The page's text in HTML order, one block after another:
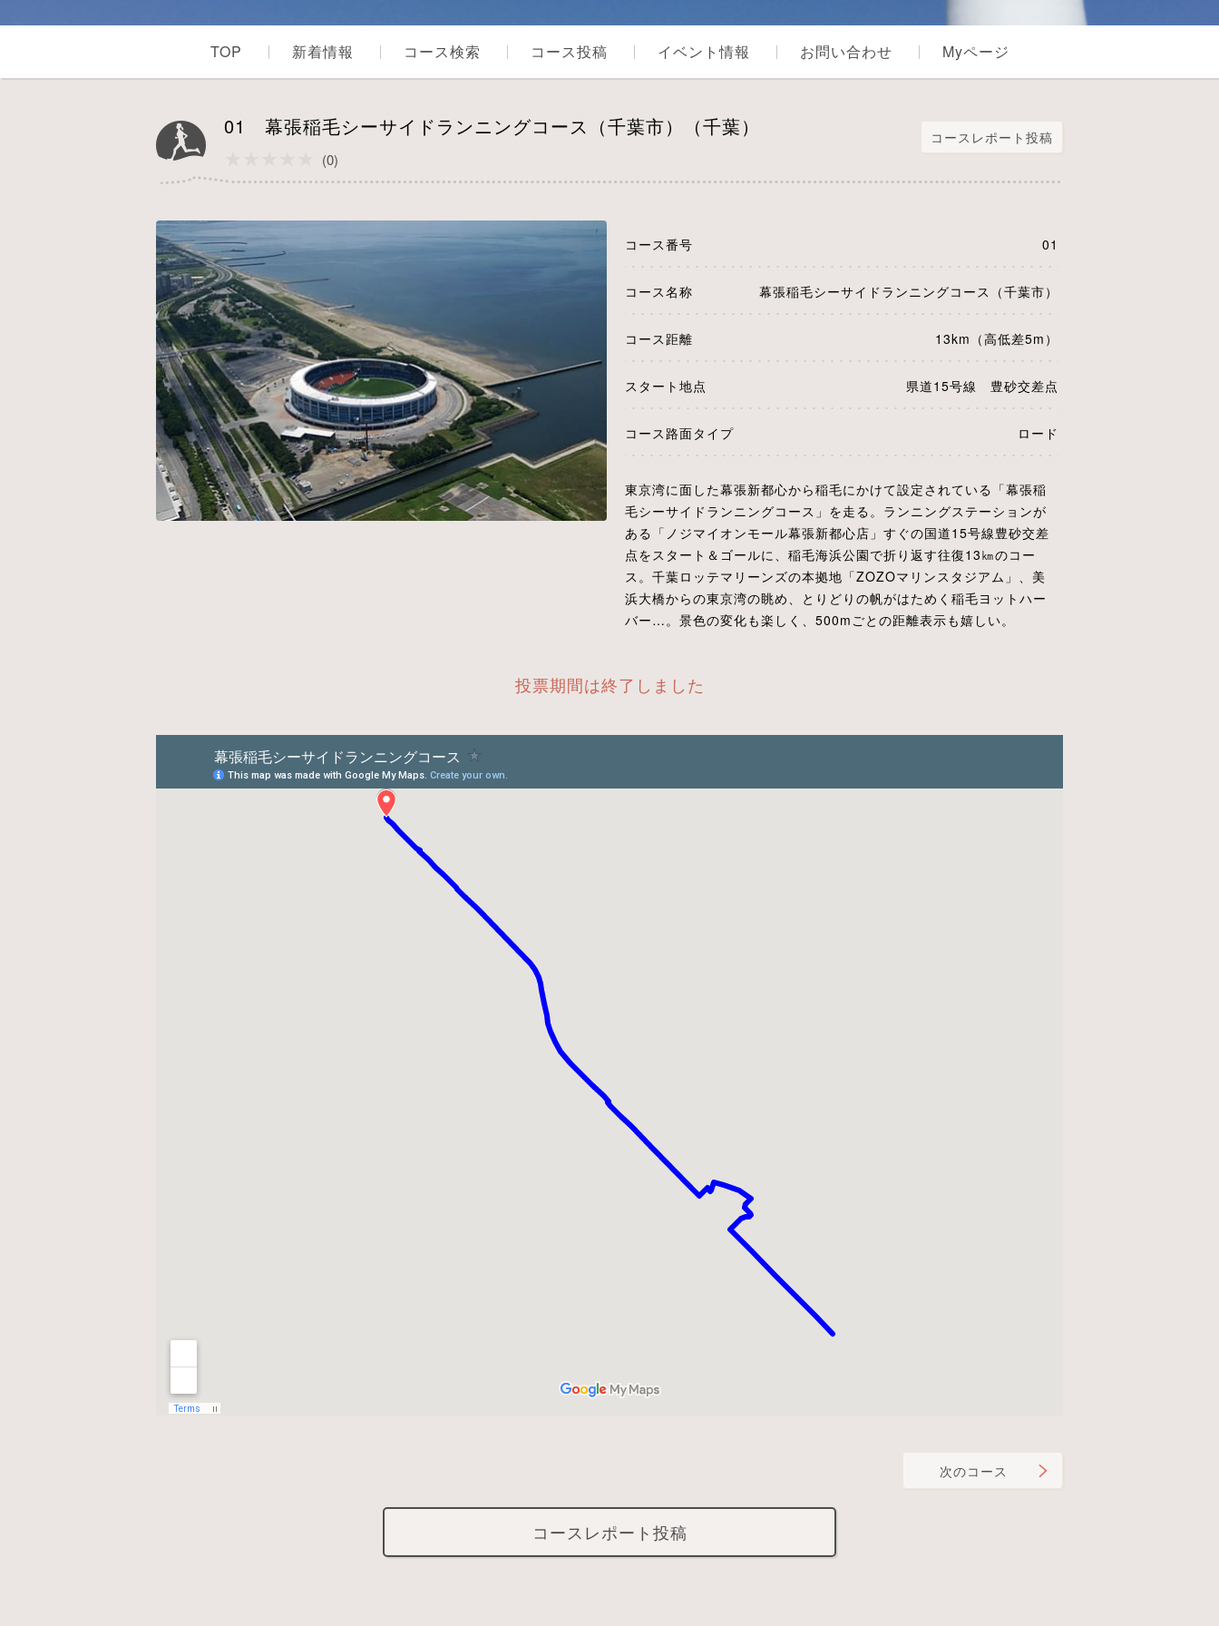
TOP 新着情報 コース検索 コース投稿 イベント情報 お問い合わせ Myページ
01 幕張稲毛シーサイドランニングコース（千葉市）（千葉）
(0)
コースレポート投稿
コース番号 01
コース名称 幕張稲毛シーサイドランニングコース（千葉市）
コース距離 13km（高低差5m）
スタート地点 県道15号線 豊砂交差点
コース路面タイプ ロード
東京湾に面した幕張新都心から稲毛にかけて設定されている「幕張稲
毛シーサイドランニングコース」を走る。ランニングステーションが
ある「ノジマイオンモール幕張新都心店」すぐの国道15号線豊砂交差
点をスタート＆ゴールに、稲毛海浜公園で折り返す往復13㎞のコー
ス。千葉ロッテマリーンズの本拠地「ZOZOマリンスタジアム」、美
浜大橋からの東京湾の眺め、とりどりの帆がはためく稲毛ヨットハー
バー…。景色の変化も楽しく、500mごとの距離表示も嬉しい。
投票期間は終了しました
次のコース
コースレポート投稿